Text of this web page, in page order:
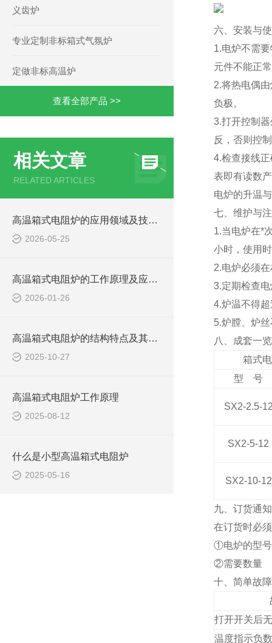
义齿炉
专业定制非标箱式气氛炉
定做非标高温炉
查看全部产品 >>
相关文章
RELATED ARTICLES
高温箱式电阻炉的应用领域及技术优势
2026-05-25
高温箱式电阻炉的工作原理及应用领域
2026-01-26
高温箱式电阻炉的结构特点及其作用
2025-10-27
高温箱式电阻炉工作原理
2025-08-12
什么是小型高温箱式电阻炉
2025-05-16
六、安装与
1.电炉不需
元件不能正
2.将热电偶
负极。
3.打开控制
反，否则控
4.检查接线
表即有读数
电炉的升温
七、维护与
1.当电炉在*
小时，使用
2.电炉必须
3.定期检查
4.炉温不得
5.炉膛、炉
八、成套一
箱式
型 号
SX2-2.5-
SX2-5-12
SX2-10-12
九、订货通知
在订货时必
①电炉的型
②需要数量
十、简单故
打开开关后
温度指示负数